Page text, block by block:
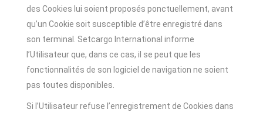
des Cookies lui soient proposés ponctuellement, avant
qu’un Cookie soit susceptible d’être enregistré dans
son terminal. Setcargo International informe
l’Utilisateur que, dans ce cas, il se peut que les
fonctionnalités de son logiciel de navigation ne soient
pas toutes disponibles.
Si l’Utilisateur refuse l’enregistrement de Cookies dans